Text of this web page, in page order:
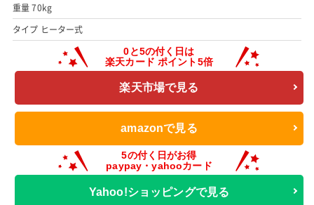
重量 70kg
タイプ ヒーター式
楽天市場で見る
amazonで見る
Yahoo!ショッピングで見る